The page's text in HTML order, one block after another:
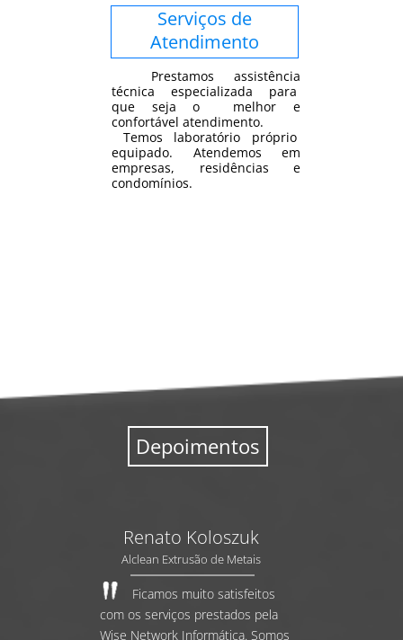
Serviços de
Atendimento
Prestamos assistência
técnica especializada para
que seja o melhor e
confortável atendimento.
Temos laboratório próprio
equipado. Atendemos em
empresas, residências e
condomínios.
Depoimentos
Renato Koloszuk
Alclean Extrusão de Metais
Ficamos muito satisfeitos
com os serviços prestados pela
Wise Network Informática. Somos